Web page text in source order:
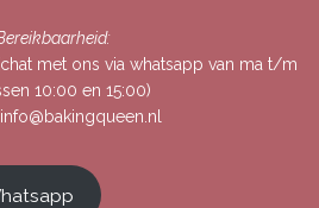
met ons via whatsapp van ma t/m
10:00 en 15:00)
info@bakingqueen.nl